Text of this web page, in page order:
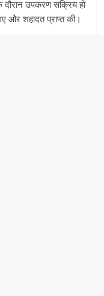
दौरान उपकरण सक्रिय हो
और शहादत प्राप्त की।